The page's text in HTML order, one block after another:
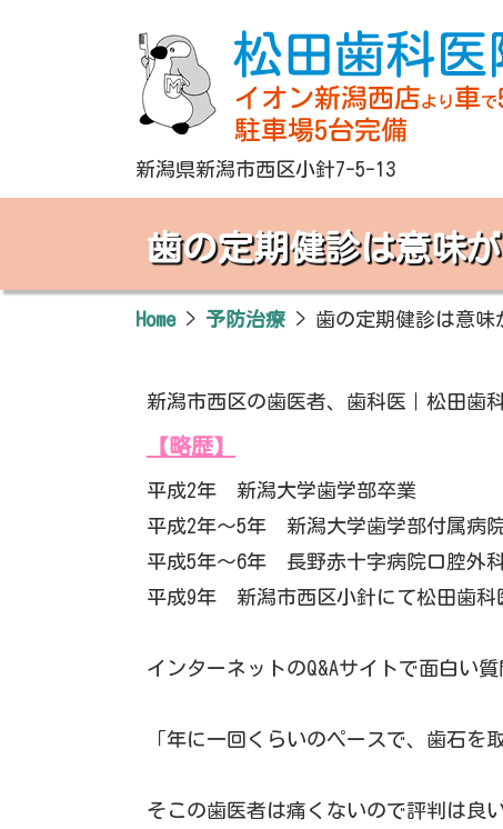
新潟県新潟市西区小針7-5-13
歯の定期健診は意味
Home> 予防治療 > 歯の定期健診は意味
新潟市西区の歯医者、歯科医｜松田歯
【略歴】
平成2年 新潟大学歯学部卒業
平成2年～5年 新潟大学歯学部付属病
平成5年～6年 長野赤十字病院口腔外
平成9年 新潟市西区小針にて松田歯科
インターネットのQ&Aサイトで面白い質
「年に一回くらいのペースで、歯石を
そこの歯医者は痛くないので評判は良